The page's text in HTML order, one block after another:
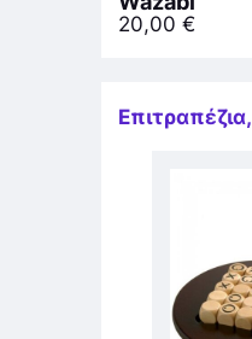
20,00 €
Επιτραπέζια,